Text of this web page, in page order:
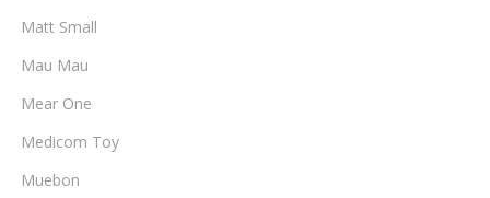
Matt Small
Mau Mau
Mear One
Medicom Toy
Muebon